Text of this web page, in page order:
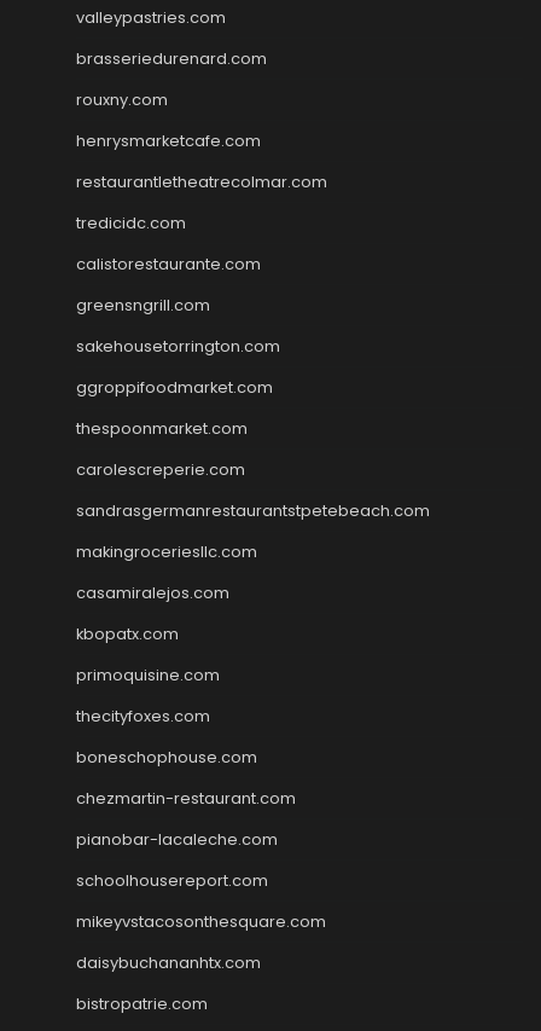
valleypastries.com
brasseriedurenard.com
rouxny.com
henrysmarketcafe.com
restaurantletheatrecolmar.com
tredicidc.com
calistorestaurante.com
greensngrill.com
sakehousetorrington.com
ggroppifoodmarket.com
thespoonmarket.com
carolescreperie.com
sandrasgermanrestaurantstpetebeach.com
makingroceriesllc.com
casamiralejos.com
kbopatx.com
primoquisine.com
thecityfoxes.com
boneschophouse.com
chezmartin-restaurant.com
pianobar-lacaleche.com
schoolhousereport.com
mikeyvstacosonthesquare.com
daisybuchananhtx.com
bistropatrie.com